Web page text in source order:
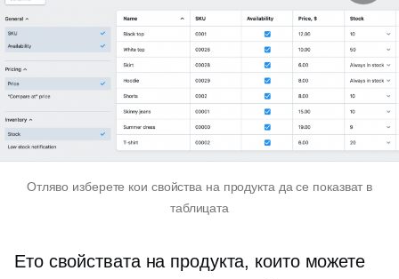
Отляво изберете кои свойства на продукта да се показват в
таблицата
Ето свойствата на продукта, които можете